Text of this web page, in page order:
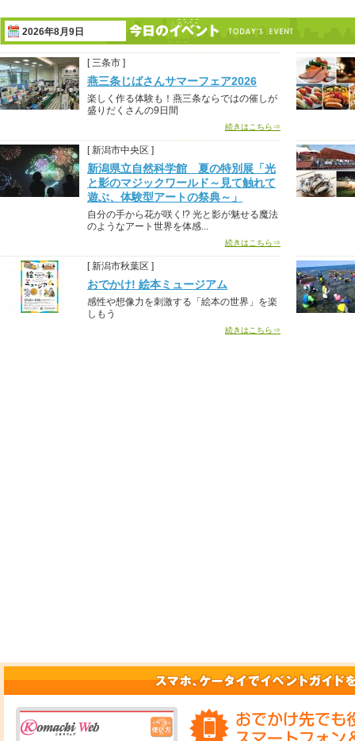
2026年8月9日
[ 三条市 ]
燕三条じばさんサマーフェア2026
楽しく作る体験も！燕三条ならではの催しが
盛りだくさんの9日間
続きはこちら⇒
[ 新潟市中央区 ]
新潟県立自然科学館 夏の特別展「光
と影のマジックワールド～見て触れて
遊ぶ、体験型アートの祭典～」
自分の手から花が咲く!? 光と影が魅せる魔法
のようなアート世界を体感...
続きはこちら⇒
[ 新潟市秋葉区 ]
おでかけ! 絵本ミュージアム
感性や想像力を刺激する「絵本の世界」を楽
しもう
続きはこちら⇒